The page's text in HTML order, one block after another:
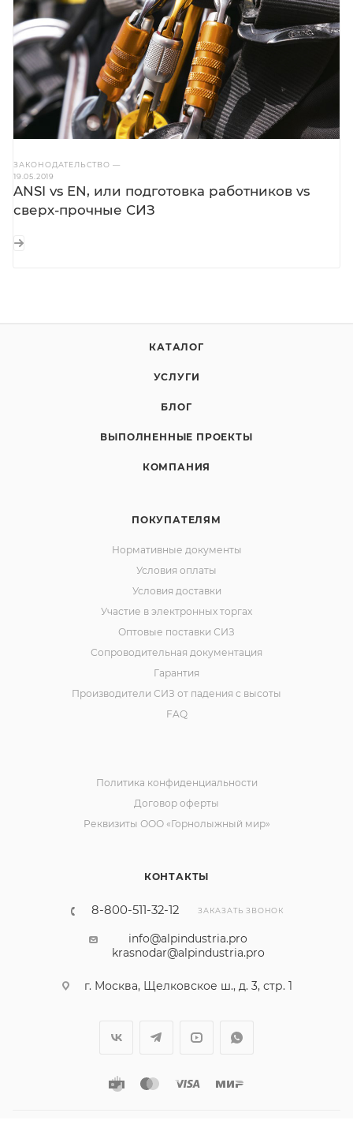
ЗАКОНОДАТЕЛЬСТВО —
19.05.2019
ANSI vs EN, или подготовка работников vs
сверх-прочные СИЗ
КАТАЛОГ
УСЛУГИ
БЛОГ
ВЫПОЛНЕННЫЕ ПРОЕКТЫ
КОМПАНИЯ
ПОКУПАТЕЛЯМ
Нормативные документы
Условия оплаты
Условия доставки
Участие в электронных торгах
Оптовые поставки СИЗ
Сопроводительная документация
Гарантия
Производители СИЗ от падения с высоты
FAQ
КОНТАКТЫ
8-800-511-32-12 ЗАКАЗАТЬ ЗВОНОК
info@alpindustria.pro
krasnodar@alpindustria.pro
г. Москва, Щелковское ш., д. 3, стр. 1
Политика конфиденциальности
Договор оферты
Реквизиты ООО «Горнолыжный мир»